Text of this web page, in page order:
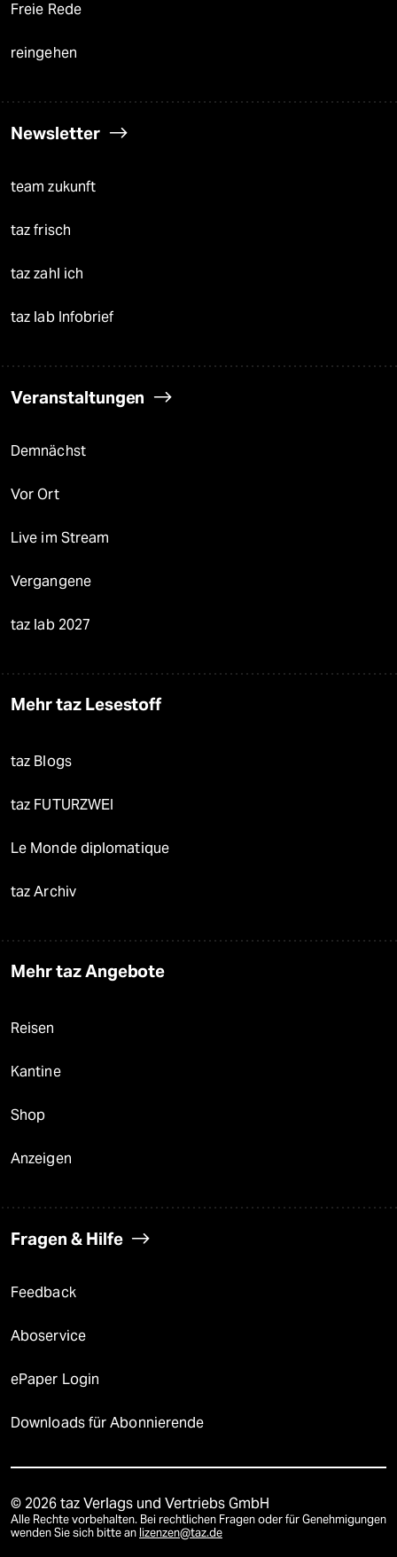
Freie Rede
reingehen
Newsletter
team zukunft
taz frisch
taz zahl ich
taz lab Infobrief
Veranstaltungen
Demnächst
Vor Ort
Live im Stream
Vergangene
taz lab 2027
Mehr taz Lesestoff
taz Blogs
taz FUTURZWEI
Le Monde diplomatique
taz Archiv
Mehr taz Angebote
Reisen
Kantine
Shop
Anzeigen
Fragen & Hilfe
Feedback
Aboservice
ePaper Login
Downloads für Abonnierende
© 2026 taz Verlags und Vertriebs GmbH
Alle Rechte vorbehalten. Bei rechtlichen Fragen oder für Genehmigungen
wenden Sie sich bitte an lizenzen@taz.de